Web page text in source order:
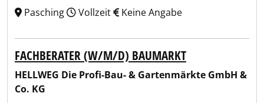
Pasching
Vollzeit Keine Angabe
FACHBERATER (W/M/D) BAUMARKT
HELLWEG Die Profi-Bau- & Gartenmärkte GmbH &
Co. KG